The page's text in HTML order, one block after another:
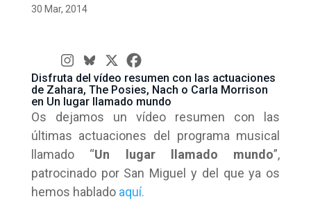
30 Mar, 2014
Disfruta del vídeo resumen con las actuaciones
de Zahara, The Posies, Nach o Carla Morrison
en Un lugar llamado mundo
Os dejamos un vídeo resumen con las
últimas actuaciones del programa musical
llamado “Un lugar llamado mundo”,
patrocinado por San Miguel y del que ya os
hemos hablado aquí.